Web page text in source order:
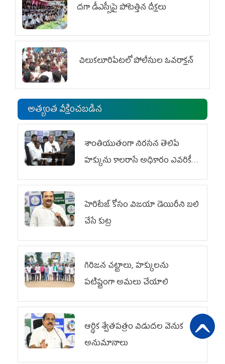
దగా డీఎస్సీపై పోటెత్తిన దీక్షలు
చిలుక‌లూరిపేట‌లో పోలీసుల ఓవ‌రాక్ష‌న్‌
అత్యంత వీక్షించబడిన
శాంతియుతంగా నిరసన తెలిపే
హక్కును కాలరాసే అధికారం ఎవరికీ
లేదు
హెరిటేజ్ కోసం విజయా డెయిరీని బలి
చేసే కుట్ర‌
గిరిజన చట్టాలు, హక్కులను
పటిష్టంగా అమలు చేయాలి
ఆర్థిక శ్వేతపత్రం విడుదల వెనుక
అనుమానాలు